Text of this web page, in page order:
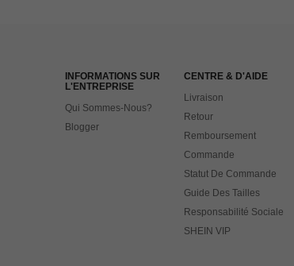
INFORMATIONS SUR
L'ENTREPRISE
Qui Sommes-Nous?
Blogger
CENTRE & D'AIDE
Livraison
Retour
Remboursement
Commande
Statut De Commande
Guide Des Tailles
Responsabilité Sociale
SHEIN VIP